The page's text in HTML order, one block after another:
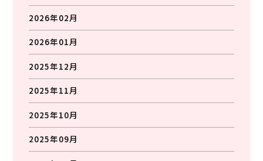
2026年02月
2026年01月
2025年12月
2025年11月
2025年10月
2025年09月